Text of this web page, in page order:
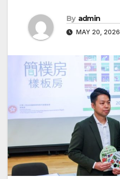
By admin
MAY 20, 2026